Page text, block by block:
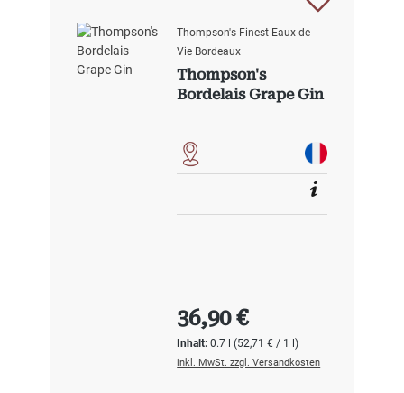
Thompson's Finest Eaux de
Vie Bordeaux
Thompson's
Bordelais Grape Gin
Inhalt:0.7 l(52,71 € / 1 l)
Regulärer Preis:
36,90 €
inkl. MwSt. zzgl. Versandkosten